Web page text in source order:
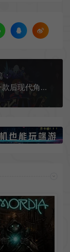
YIIK一款后现代角色扮演游戏(YIIK: A Postmodern RPG)超现实日式游戏